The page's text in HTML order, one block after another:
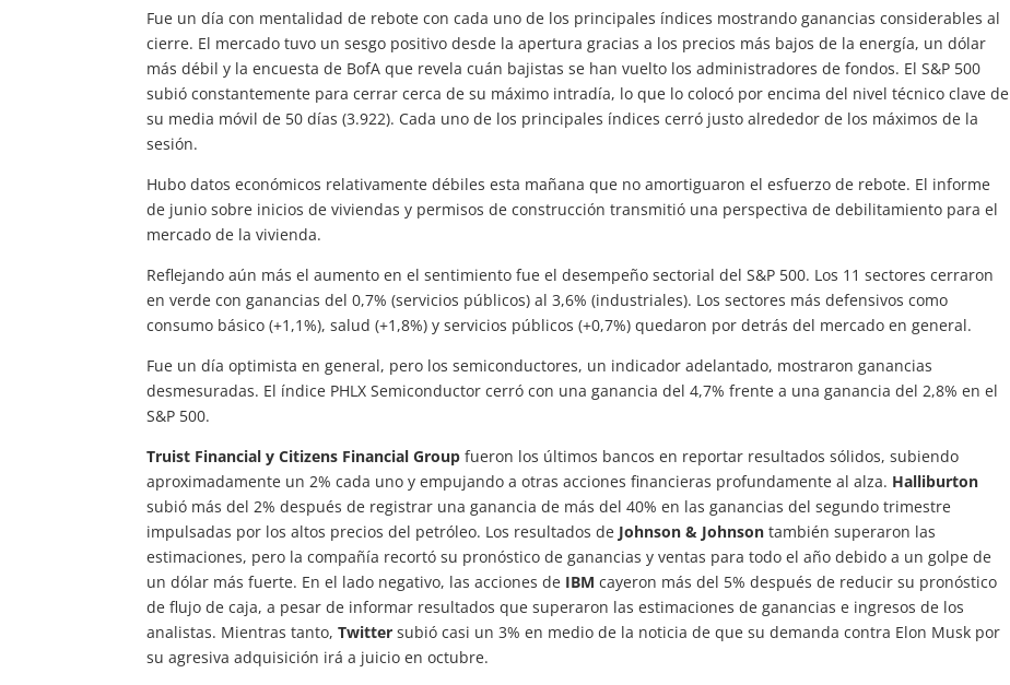
Fue un día con mentalidad de rebote con cada uno de los principales índices mostrando ganancias considerables al
cierre. El mercado tuvo un sesgo positivo desde la apertura gracias a los precios más bajos de la energía, un dólar
más débil y la encuesta de BofA que revela cuán bajistas se han vuelto los administradores de fondos. El S&P 500
subió constantemente para cerrar cerca de su máximo intradía, lo que lo colocó por encima del nivel técnico clave de
su media móvil de 50 días (3.922). Cada uno de los principales índices cerró justo alrededor de los máximos de la
sesión.
Hubo datos económicos relativamente débiles esta mañana que no amortiguaron el esfuerzo de rebote. El informe
de junio sobre inicios de viviendas y permisos de construcción transmitió una perspectiva de debilitamiento para el
mercado de la vivienda.
Reflejando aún más el aumento en el sentimiento fue el desempeño sectorial del S&P 500. Los 11 sectores cerraron
en verde con ganancias del 0,7% (servicios públicos) al 3,6% (industriales). Los sectores más defensivos como
consumo básico (+1,1%), salud (+1,8%) y servicios públicos (+0,7%) quedaron por detrás del mercado en general.
Fue un día optimista en general, pero los semiconductores, un indicador adelantado, mostraron ganancias
desmesuradas. El índice PHLX Semiconductor cerró con una ganancia del 4,7% frente a una ganancia del 2,8% en el
S&P 500.
Truist Financial y Citizens Financial Group fueron los últimos bancos en reportar resultados sólidos, subiendo
aproximadamente un 2% cada uno y empujando a otras acciones financieras profundamente al alza. Halliburton
subió más del 2% después de registrar una ganancia de más del 40% en las ganancias del segundo trimestre
impulsadas por los altos precios del petróleo. Los resultados de Johnson & Johnson también superaron las
estimaciones, pero la compañía recortó su pronóstico de ganancias y ventas para todo el año debido a un golpe de
un dólar más fuerte. En el lado negativo, las acciones de IBM cayeron más del 5% después de reducir su pronóstico
de flujo de caja, a pesar de informar resultados que superaron las estimaciones de ganancias e ingresos de los
analistas. Mientras tanto,Twitter subió casi un 3% en medio de la noticia de que su demanda contra Elon Musk por
su agresiva adquisición irá a juicio en octubre.